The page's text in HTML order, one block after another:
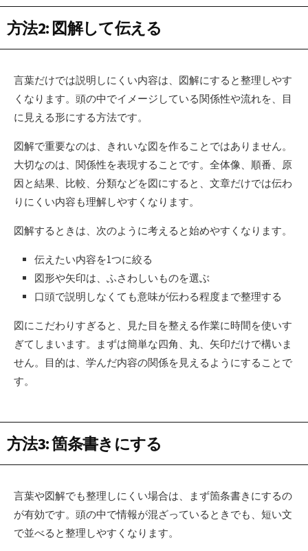
方法2: 図解して伝える
言葉だけでは説明しにくい内容は、図解にすると整理しやす
くなります。頭の中でイメージしている関係性や流れを、目
に見える形にする方法です。
図解で重要なのは、きれいな図を作ることではありません。
大切なのは、関係性を表現することです。全体像、順番、原
因と結果、比較、分類などを図にすると、文章だけでは伝わ
りにくい内容も理解しやすくなります。
図解するときは、次のように考えると始めやすくなります。
伝えたい内容を1つに絞る
図形や矢印は、ふさわしいものを選ぶ
口頭で説明しなくても意味が伝わる程度まで整理する
図にこだわりすぎると、見た目を整える作業に時間を使いす
ぎてしまいます。まずは簡単な四角、丸、矢印だけで構いま
せん。目的は、学んだ内容の関係を見えるようにすることで
す。
方法3: 箇条書きにする
言葉や図解でも整理しにくい場合は、まず箇条書きにするの
が有効です。頭の中で情報が混ざっているときでも、短い文
で並べると整理しやすくなります。